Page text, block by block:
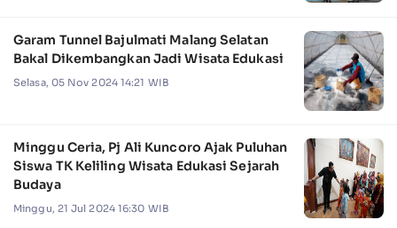
Garam Tunnel Bajulmati Malang Selatan
Bakal Dikembangkan Jadi Wisata Edukasi
Selasa, 05 Nov 2024 14:21 WIB
Minggu Ceria, Pj Ali Kuncoro Ajak Puluhan
Siswa TK Keliling Wisata Edukasi Sejarah
Budaya
Minggu, 21 Jul 2024 16:30 WIB